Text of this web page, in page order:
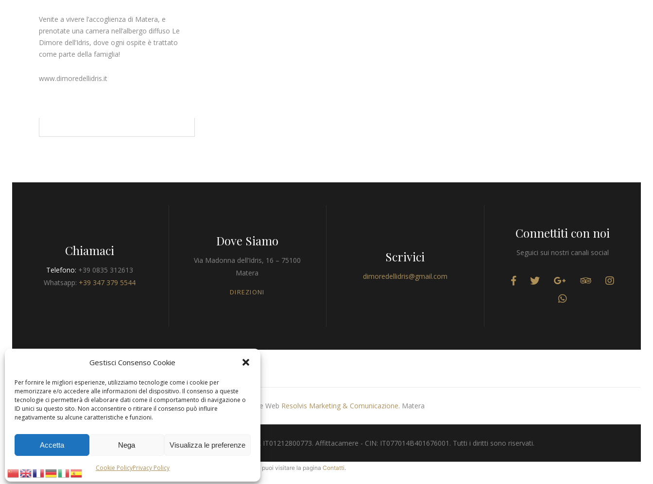
Gestisci Consenso Cookie
Per fornire le migliori esperienze, utilizziamo tecnologie come i cookie per
memorizzare e/o accedere alle informazioni del dispositivo. Il consenso a queste
tecnologie ci permetterà di elaborare dati come il comportamento di navigazione o
ID unici su questo sito. Non acconsentire o ritirare il consenso può influire
negativamente su alcune caratteristiche e funzioni.
Accetta Nega Visualizza le preferenze
Cookie PolicyPrivacy Policy
Venite a vivere l’accoglienza di Matera, e
prenotate una camera nell’albergo diffuso Le
Dimore dell’Idris, dove ogni ospite è trattato
come parte della famiglia!
www.dimoredellidris.it
Chiamaci
Telefono: +39 0835 312613
Whatsapp: +39 347 379 5544
Dove Siamo
Via Madonna dell’Idris, 16 – 75100
Matera
DIREZIONI
Scrivici
dimoredellidris@gmail.com
Connettiti con noi
Seguici sui nostri canali social
Produzione Web Resolvis Marketing & Comunicazione. Matera
Copyright © Hotels & Resorts Srl - Partita IVA IT01212800773. Affittacamere - CIN: IT077014B401676001. Tutti i diritti sono riservati.
Per comunicare con questa modalità, è necessario essere utenti di . In alternativa, puoi visitare la pagina Contatti.